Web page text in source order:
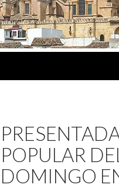
POPULAR
DOMINGO